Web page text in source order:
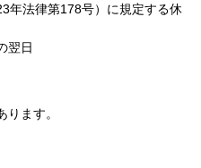
年法律第178号）に規定する休
翌日
ます。